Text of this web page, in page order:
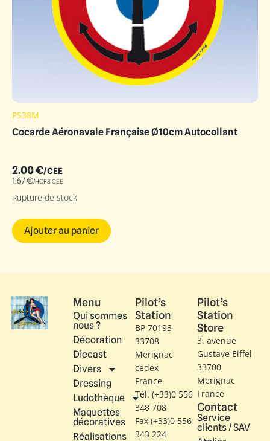
PS38M
Cocarde Aéronavale Française Ø10cm Autocollant
2.00€/CEE
1.67€/HORS CEE
Rupture de stock
Ajouter au panier
Menu
Qui sommes
nous ?
Décoration
Diecast
Divers
Dressing
Ludothèque
Maquettes
décoratives
Réalisations
Pilot’s
Station
BP 70193
33708
Merignac
cedex
France
Tél. (+33)0 556
348 708
Fax (+33)0 556
343 224
Pilot’s
Station
Store
3, avenue
Gustave Eiffel​
33700
Merignac
France
Contact
Service
clients / SAV